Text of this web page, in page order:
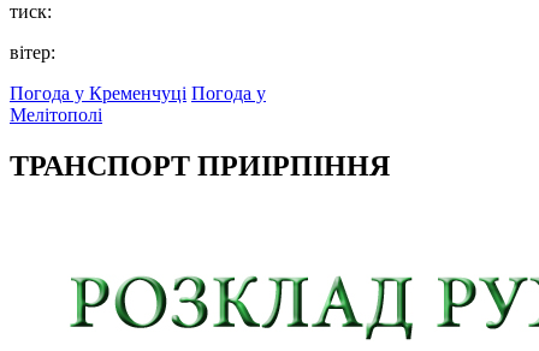
тиск:
вітер:
Погода у Кременчуці Погода у
Мелітополі
ТРАНСПОРТ ПРИІРПІННЯ